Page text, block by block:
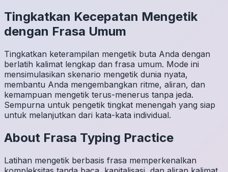
Tingkatkan Kecepatan Mengetik
dengan Frasa Umum
Tingkatkan keterampilan mengetik buta Anda dengan
berlatih kalimat lengkap dan frasa umum. Mode ini
mensimulasikan skenario mengetik dunia nyata,
membantu Anda mengembangkan ritme, aliran, dan
kemampuan mengetik terus-menerus tanpa jeda.
Sempurna untuk pengetik tingkat menengah yang siap
untuk melanjutkan dari kata-kata individual.
About Frasa Typing Practice
Latihan mengetik berbasis frasa memperkenalkan